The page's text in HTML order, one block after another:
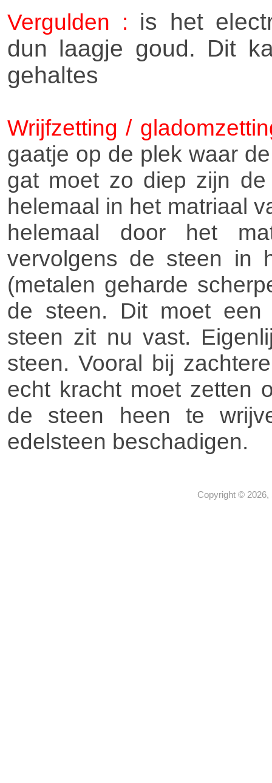
Vergulden : is het
dun laagje goud. Dit
gehaltes
Wrijfzetting /
gaatje op de plek waar
gat moet zo diep zijn
helemaal in het matriaal
helemaal door het
vervolgens de steen in
(metalen geharde
de steen. Dit moet een
steen zit nu vast.
steen. Vooral bij
echt kracht moet zetten
de steen heen te
edelsteen beschadigen.
Copyright ©